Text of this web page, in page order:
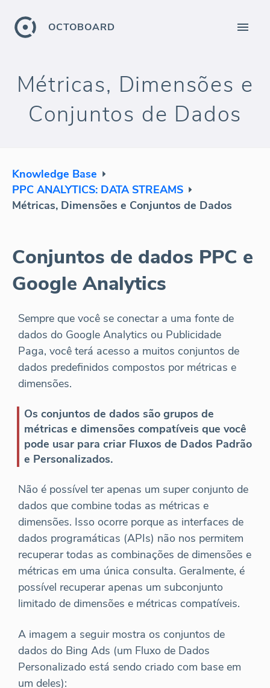
OCTOBOARD
Métricas, Dimensões e
Conjuntos de Dados
Knowledge Base
PPC ANALYTICS: DATA STREAMS
Métricas, Dimensões e Conjuntos de Dados
Conjuntos de dados PPC e
Google Analytics
Sempre que você se conectar a uma fonte de
dados do Google Analytics ou Publicidade
Paga, você terá acesso a muitos conjuntos de
dados predefinidos compostos por métricas e
dimensões.
Os conjuntos de dados são grupos de
métricas e dimensões compatíveis que você
pode usar para criar Fluxos de Dados Padrão
e Personalizados.
Não é possível ter apenas um super conjunto de
dados que combine todas as métricas e
dimensões. Isso ocorre porque as interfaces de
dados programáticas (APIs) não nos permitem
recuperar todas as combinações de dimensões e
métricas em uma única consulta. Geralmente, é
possível recuperar apenas um subconjunto
limitado de dimensões e métricas compatíveis.
A imagem a seguir mostra os conjuntos de
dados do Bing Ads (um Fluxo de Dados
Personalizado está sendo criado com base em
um deles):